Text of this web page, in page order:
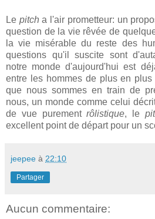
Le pitcha l'air prometteur: un
question de la vie rêvée de
la vie misérable du reste des
questions qu'il suscite sont
notre monde d'aujourd'hui est
entre les hommes de plus en
que nous sommes en train de
nous, un monde comme celui
de vue purementrôlistique, le
excellent point de départ pour un
jeepee à 22:10
Partager
Aucun commentaire: